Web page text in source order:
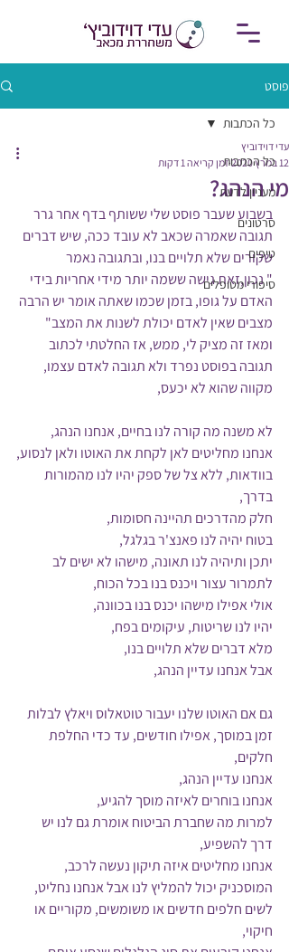
פוסט
כל הכתבות
מעניין לדעת
סרטונים
טיפים
סיפורי מטופלים
כל הכתבות
מי הנהג?
עדי דוידוביץ
12 במרץ 2020
זמן קריאה 1 דקות
בשבוע שעבר פוסט שלי ששותף בדף אחר גרר
תגובה שאמרה שכאב לא עובד ככה, שיש דברים
שקורים שלא תלויים בנו, ובתגובה נאמר
" נכון,זאת גישה ששמה יותר מידי אחריות בידי
האדם על גופו, בזמן שכמו שאתה אומר יש הרבה
מצבים שאין לאדם יכולת לשנות את המצב"
ומאז זה מציק לי, ממש, אז החלטתי לכתוב
תגובה בפוסט נפרד ולא תגובה לאדם עצמו,
מקווה שהוא לא יכעס,
לא משנה מה קורה לנו בחיים, אנחנו הנהג,
אנחנו מחליטים לאן לקחת את האוטו ולאן לנסוע,
בוודאות, ללא צל של ספק יהיו לנו מהמורות
בדרך,
חלק מהדרכים תהיינה חסומות,
בטוח יהיה לנו פאנצ'ר בגלגל,
יתכן ותיהיה לנו תאונה, מישהו לא ישים לב
לתמרור עצור ויכנס בנו בכל הכוח,
אולי אפילו מישהו יכנס בנו בכוונה,
יהיו לנו שריטות, עיקומים בפח,
מלא דברים שלא תלויים בנו,
אבל אנחנו עדיין הנהג,
גם אם האוטו שלנו יעבור טוטאלוס ויאלץ לבלות
זמן במוסך, אפילו חודשים, עד כדי החלפת
חלקים,
אנחנו עדיין הנהג,
אנחנו בוחרים לאיזה מוסך להגיע,
למרות מה שחברת הביטוח אומרת גם לנו יש
דרך להשפיע,
אנחנו מחליטים איזה תיקון נעשה לרכב,
המוסכניק יכול להמליץ לנו אבל אנחנו נחליט,
לשים חלפים חדשים או משומשים, מקוריים או
חיקוי,